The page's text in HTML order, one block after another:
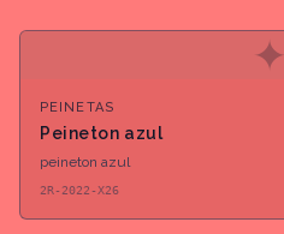
✦
PEINETAS
Peineton azul
peineton azul
2R-2022-X26